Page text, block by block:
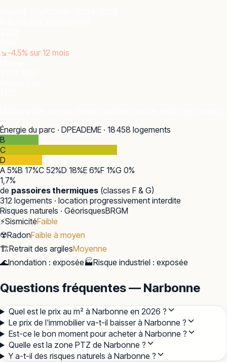
↘ -4.5% sur 12 mois
Énergie du parc · DPEADEME · 18 458 logements
B
C
D
A 5%B 17%C 52%D 18%E 6%F 1%G 0%
1,7%
de passoires thermiques (classes F & G)
312 logements · location progressivement interdite
Risques naturels · GéorisquesBRGM
⚡SismicitéFaible
☢️RadonFaible à moyen
🏗️Retrait des argilesMoyenne
🌊Inondation : exposée🏭Risque industriel : exposée
Questions fréquentes — Narbonne
Quel est le prix au m² à Narbonne en 2026 ?
Le prix de l'immobilier va-t-il baisser à Narbonne ?
Est-ce le bon moment pour acheter à Narbonne ?
Quelle est la zone PTZ de Narbonne ?
Y a-t-il des risques naturels à Narbonne ?